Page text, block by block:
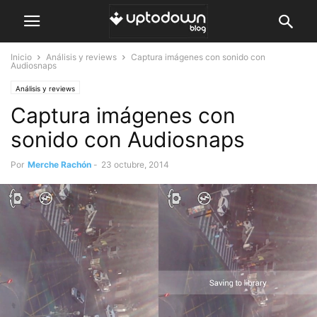
Inicio Análisis y reviews
Captura imágenes con sonido con
Audiosnaps
Análisis y reviews
Captura imágenes con
sonido con Audiosnaps
Por Merche Rachón - 23 octubre, 2014